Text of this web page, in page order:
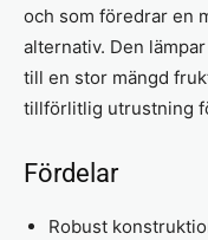
och som föredrar en
alternativ. Den
till en stor mängd
tillförlitlig utrustning
Fördelar
Robust